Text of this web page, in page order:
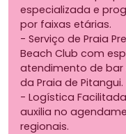
especializada e
por faixas etárias.
- Serviço de Praia
Beach Club com
atendimento de
da Praia de Pitangui.
- Logística
auxilia no
regionais.